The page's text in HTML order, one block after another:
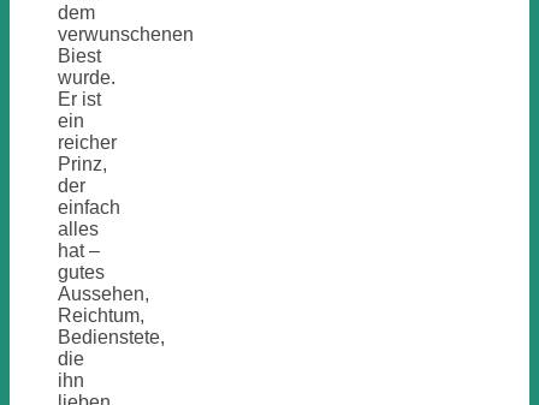
dem
verwunschenen
Biest
wurde.
Er ist
ein
reicher
Prinz,
der
einfach
alles
hat –
gutes
Aussehen,
Reichtum,
Bedienstete,
die
ihn